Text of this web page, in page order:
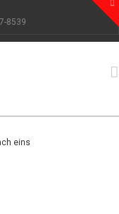
8539
eins